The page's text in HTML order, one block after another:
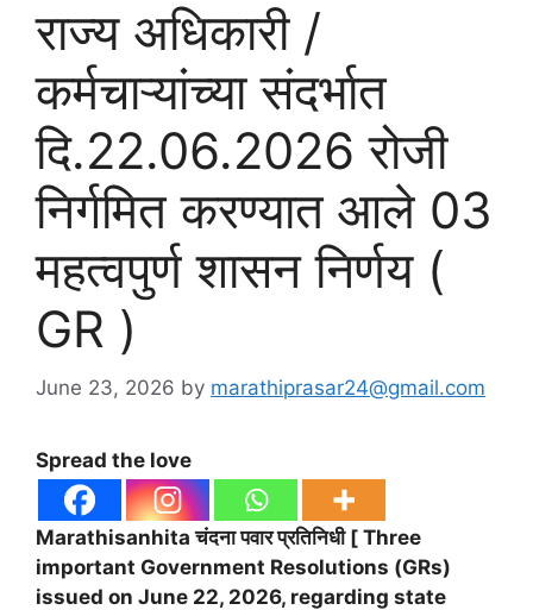
राज्य अधिकारी /
कर्मचाऱ्यांच्या संदर्भात
दि.22.06.2026 रोजी
निर्गमित करण्यात आले 03
महत्वपुर्ण शासन निर्णय (
GR )
June 23, 2026 by marathiprasar24@gmail.com
Spread the love
Marathisanhita चंदना पवार प्रतिनिधी [ Three
important Government Resolutions (GRs)
issued on June 22, 2026, regarding state